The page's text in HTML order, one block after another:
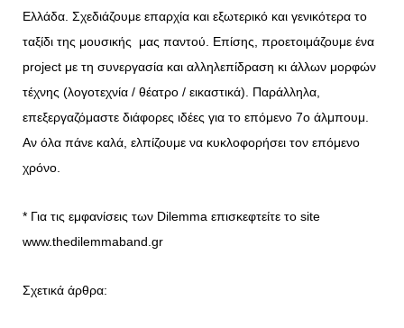
Ελλάδα. Σχεδιάζουμε επαρχία και εξωτερικό και γενικότερα το
ταξίδι της μουσικής μας παντού. Επίσης, προετοιμάζουμε ένα
project με τη συνεργασία και αλληλεπίδραση κι άλλων μορφών
τέχνης (λογοτεχνία / θέατρο / εικαστικά). Παράλληλα,
επεξεργαζόμαστε διάφορες ιδέες για το επόμενο 7ο άλμπουμ.
Αν όλα πάνε καλά, ελπίζουμε να κυκλοφορήσει τον επόμενο
χρόνο.
* Για τις εμφανίσεις των Dilemma επισκεφτείτε το site
www.thedilemmaband.gr
Σχετικά άρθρα: